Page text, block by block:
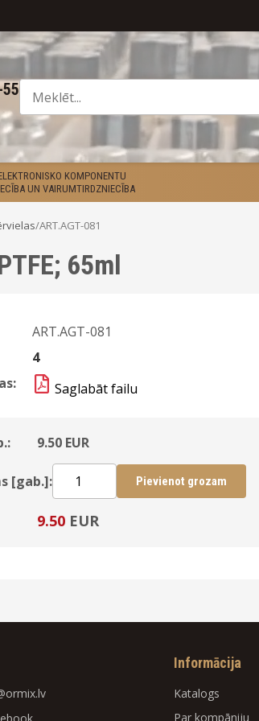
KOMPONENTU
UN VAIRUMTIRDZNIECĪBA
/ART.AGT-081
65ml
ART.AGT-081
4
Saglabāt failu
9.50 EUR
[gab.]: Pievienot grozam
9.50 EUR
Informācija
Katalogs
Par kompāniju